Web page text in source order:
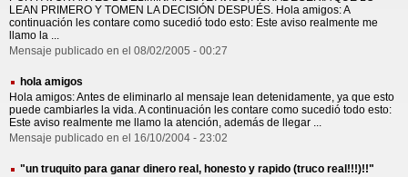
LEAN PRIMERO Y TOMEN LA DECISIÓN DESPUÉS. Hola amigos: A
continuación les contare como sucedió todo esto: Este aviso realmente me
llamo la ...
Mensaje publicado en el 08/02/2005 - 00:27
hola amigos
Hola amigos: Antes de eliminarlo al mensaje lean detenidamente, ya que esto
puede cambiarles la vida. A continuación les contare como sucedió todo esto:
Este aviso realmente me llamo la atención, además de llegar ...
Mensaje publicado en el 16/10/2004 - 23:02
"un truquito para ganar dinero real, honesto y rapido (truco real!!!)!!"